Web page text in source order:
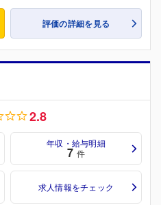
評価の詳細を見る
2.8
年収・給与明細
7 件
求人情報をチェック